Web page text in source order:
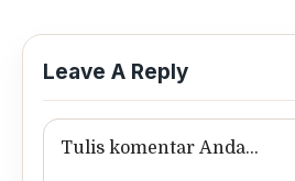
Leave A Reply